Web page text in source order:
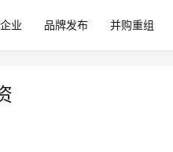
业 品牌发布 并购重组